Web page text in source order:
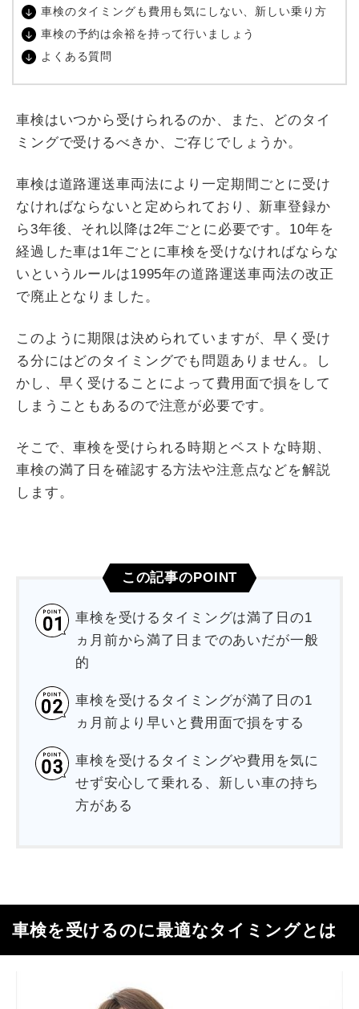
車検のタイミングも費用も気にしない、新しい乗り方
車検の予約は余裕を持って行いましょう
よくある質問
車検はいつから受けられるのか、また、どのタイ
ミングで受けるべきか、ご存じでしょうか。
車検は道路運送車両法により一定期間ごとに受け
なければならないと定められており、新車登録か
ら3年後、それ以降は2年ごとに必要です。10年を
経過した車は1年ごとに車検を受けなければならな
いというルールは1995年の道路運送車両法の改正
で廃止となりました。
このように期限は決められていますが、早く受け
る分にはどのタイミングでも問題ありません。し
かし、早く受けることによって費用面で損をして
しまうこともあるので注意が必要です。
そこで、車検を受けられる時期とベストな時期、
車検の満了日を確認する方法や注意点などを解説
します。
この記事のPOINT
車検を受けるタイミングは満了日の1
ヵ月前から満了日までのあいだが一般
的
車検を受けるタイミングが満了日の1
ヵ月前より早いと費用面で損をする
車検を受けるタイミングや費用を気に
せず安心して乗れる、新しい車の持ち
方がある
車検を受けるのに最適なタイミングとは